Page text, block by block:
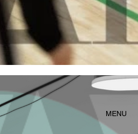
​MENU